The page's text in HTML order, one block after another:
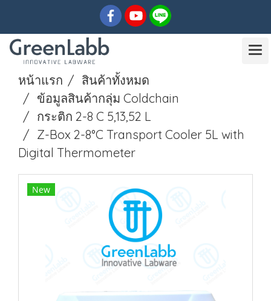
หน้าแรก
สินค้าทั้งหมด
ข้อมูลสินค้ากลุ่ม Coldchain
กระติก 2-8 C 5,13,52 L
Z-Box 2-8°C Transport Cooler 5L with
Digital Thermometer
New